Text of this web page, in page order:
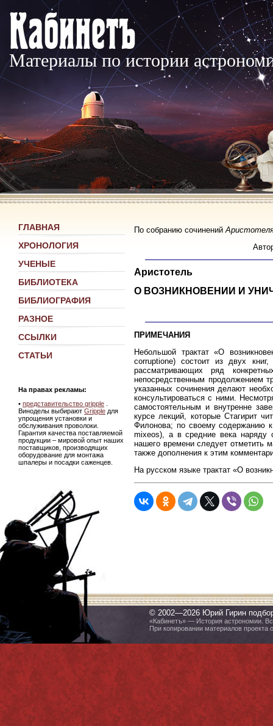
Материалы по истории
ГЛАВНАЯ
ХРОНОЛОГИЯ
УЧЕНЫЕ
БИБЛИОТЕКА
БИБЛИОГРАФИЯ
РАЗНОЕ
ССЫЛКИ
СТАТЬИ
На правах рекламы:
• представительство gripple
Виноделы выбирают Gripple для
упрощения установки и
обслуживания проволоки.
Гарантия качества поставляемой
продукции – мировой опыт наших
поставщиков, производящих
оборудование для монтажа
шпалеры и посадки саженцев.
По собранию сочинений
Аристотель
О ВОЗНИКНОВЕНИИ И
ПРИМЕЧАНИЯ
Небольшой трактат «О
corruptione) состоит из двух
рассматривающих ряд
непосредственным продолжением
указанных сочинения делают
консультироваться с ними.
самостоятельным и внутренне
курсе лекций, которые Стагирит
Филонова; по своему содержанию
mixeos), а в средние века наряду
нашего времени следует отметить
также дополнения к этим
На русском языке трактат «О
© 2002—2026 Юрий Гирин
«Кабинетъ» — История астрономии.
При копировании материалов проекта